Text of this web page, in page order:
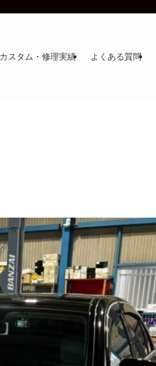
カスタム・修理実績 よくある質問